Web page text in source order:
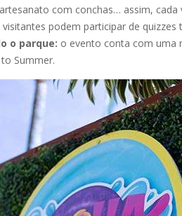
com conchas… assim,
visitantes podem participar de
o parque: o evento conta com uma
Summer.